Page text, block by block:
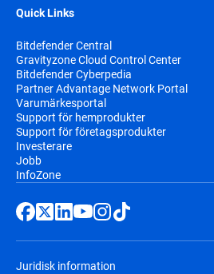
Quick Links
Bitdefender Central
Gravityzone Cloud Control Center
Bitdefender Cyberpedia
Partner Advantage Network Portal
Varumärkesportal
Support för hemprodukter
Support för företagsprodukter
Investerare
Jobb
InfoZone
Juridisk information